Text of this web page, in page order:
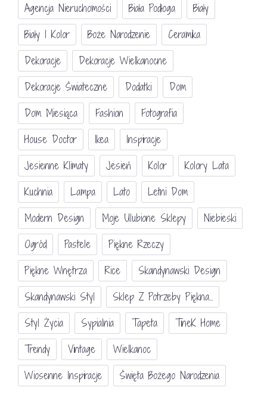
Agencja Nieruchomości Biała Podłoga
Biały
Biały I Kolor
Boże Narodzenie
Ceramika
Dekoracje
Dekoracje Wielkanocne
Dekoracje Świateczne
Dodatki
Dom
Dom Miesiąca
Fashion
Fotografia
House Doctor
Ikea
Inspiracje
Jesienne Klimaty
Jesień Kolor
Kolory Lata
Kuchnia
Lampa Lato
Letni Dom
Modern Design
Moje Ulubione Sklepy
Niebieski
Ogród
Pastele
Piękne Rzeczy
Piękne Wnętrza
Rice
Skandynawski Design
Skandynawski Styl
Sklep Z Potrzeby Piękna...
Styl Życia
Sypialnia Tapeta
TineK Home
Trendy
Vintage
Wielkanoc
Wiosenne Inspiracje
Święta Bożego Narodzenia